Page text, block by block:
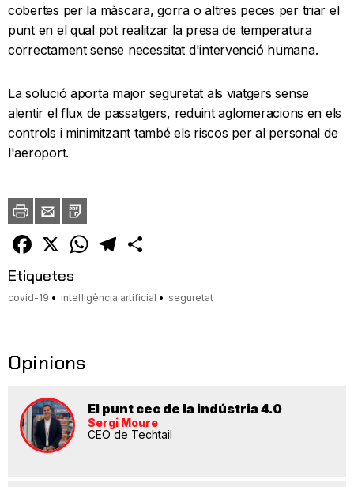
cobertes per la màscara, gorra o altres peces per triar el
punt en el qual pot realitzar la presa de temperatura
correctament sense necessitat d'intervenció humana.
La solució aporta major seguretat als viatgers sense
alentir el flux de passatgers, reduint aglomeracions en els
controls i minimitzant també els riscos per al personal de
l'aeroport.
ImprimirEnvia
un
amic
PDF
Facebook
X WhatsAppTelegram
Etiquetes
covid-19 intel·ligència artificial seguretat
Opinions
El punt cec de la indústria 4.0
Sergi Moure
CEO de Techtail